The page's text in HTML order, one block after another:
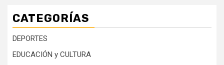
CATEGORÍAS
DEPORTES
EDUCACIÓN y CULTURA